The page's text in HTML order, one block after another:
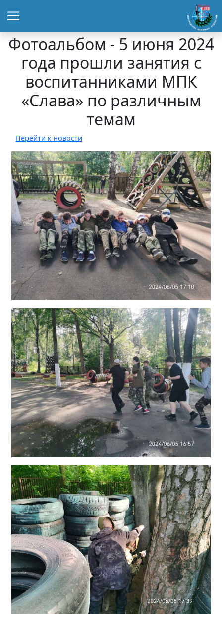
Фотоальбом - 5 июня 2024
года прошли занятия с
воспитанниками МПК
«Слава» по различным
темам
Перейти к новости